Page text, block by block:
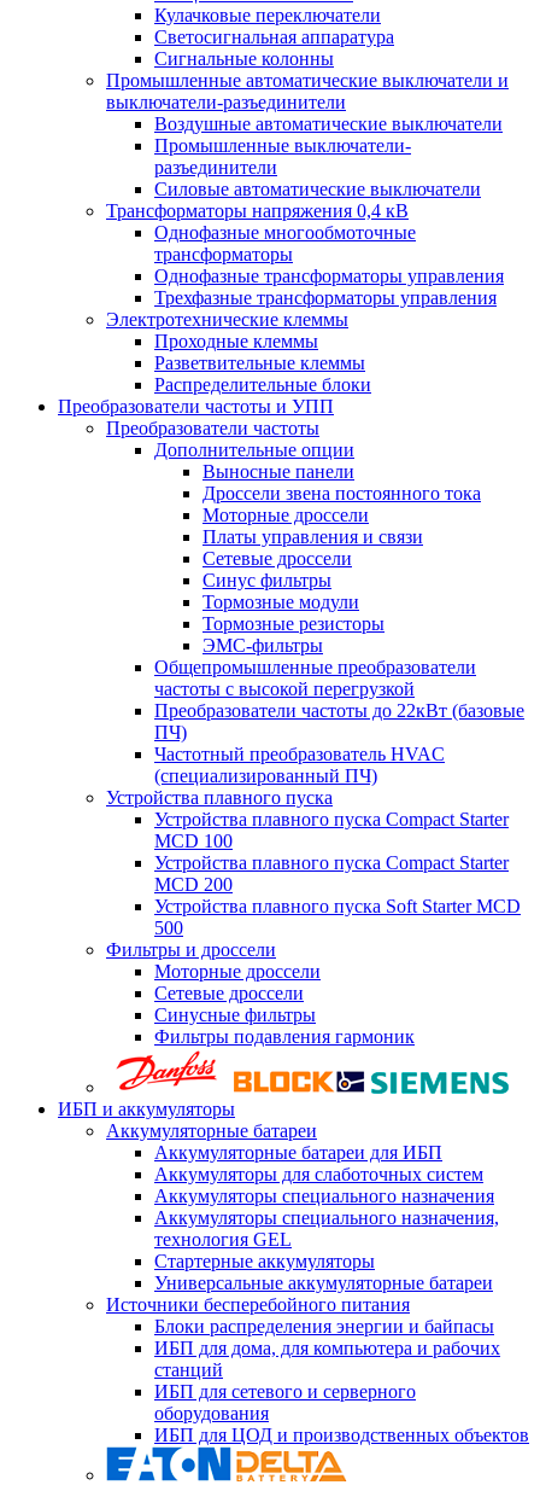
Кулачковые переключатели
Светосигнальная аппаратура
Сигнальные колонны
Промышленные автоматические выключатели и
выключатели-разъединители
Воздушные автоматические выключатели
Промышленные выключатели-
разъединители
Силовые автоматические выключатели
Трансформаторы напряжения 0,4 кВ
Однофазные многообмоточные
трансформаторы
Однофазные трансформаторы управления
Трехфазные трансформаторы управления
Электротехнические клеммы
Проходные клеммы
Разветвительные клеммы
Распределительные блоки
Преобразователи частоты и УПП
Преобразователи частоты
Дополнительные опции
Выносные панели
Дроссели звена постоянного тока
Моторные дроссели
Платы управления и связи
Сетевые дроссели
Синус фильтры
Тормозные модули
Тормозные резисторы
ЭМС-фильтры
Общепромышленные преобразователи
частоты с высокой перегрузкой
Преобразователи частоты до 22кВт (базовые
ПЧ)
Частотный преобразователь HVAC
(специализированный ПЧ)
Устройства плавного пуска
Устройства плавного пуска Compact Starter
MCD 100
Устройства плавного пуска Compact Starter
MCD 200
Устройства плавного пуска Soft Starter MCD
500
Фильтры и дроссели
Моторные дроссели
Сетевые дроссели
Синусные фильтры
Фильтры подавления гармоник
ИБП и аккумуляторы
Аккумуляторные батареи
Аккумуляторные батареи для ИБП
Аккумуляторы для слаботочных систем
Аккумуляторы специального назначения
Аккумуляторы специального назначения,
технология GEL
Стартерные аккумуляторы
Универсальные аккумуляторные батареи
Источники бесперебойного питания
Блоки распределения энергии и байпасы
ИБП для дома, для компьютера и рабочих
станций
ИБП для сетевого и серверного
оборудования
ИБП для ЦОД и производственных объектов